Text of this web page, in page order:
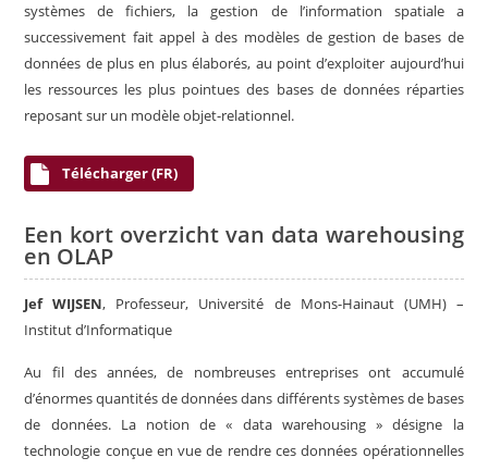
systèmes de fichiers, la gestion de l’information spatiale a
successivement fait appel à des modèles de gestion de bases de
données de plus en plus élaborés, au point d’exploiter aujourd’hui
les ressources les plus pointues des bases de données réparties
reposant sur un modèle objet-relationnel.
Télécharger (FR)
Een kort overzicht van data warehousing
en OLAP
Jef WIJSEN, Professeur, Université de Mons-Hainaut (UMH) –
Institut d’Informatique
Au fil des années, de nombreuses entreprises ont accumulé
d’énormes quantités de données dans différents systèmes de bases
de données. La notion de « data warehousing » désigne la
technologie conçue en vue de rendre ces données opérationnelles